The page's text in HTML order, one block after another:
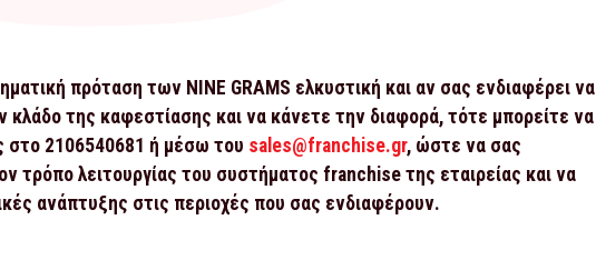
πρόταση των NINE GRAMS ελκυστική και αν σας ενδιαφέρει να
κλάδο της καφεστίασης και να κάνετε την διαφορά, τότε μπορείτε να
στο 2106540681 ή μέσω του sales@franchise.gr, ώστε να σας
τρόπο λειτουργίας του συστήματος franchise της εταιρείας και να
ανάπτυξης στις περιοχές που σας ενδιαφέρουν.